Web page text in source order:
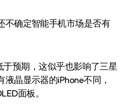
不确定智能手机市场是否有
于预期，这似乎也影响了三星
晶显示器的iPhone不同，
面板。